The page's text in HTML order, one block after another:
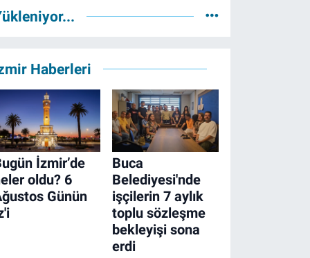
Haberleri
İzmir’de
oldu? 6
Günün
Buca
Belediyesi'nde
işçilerin 7 aylık
toplu sözleşme
bekleyişi sona
erdi